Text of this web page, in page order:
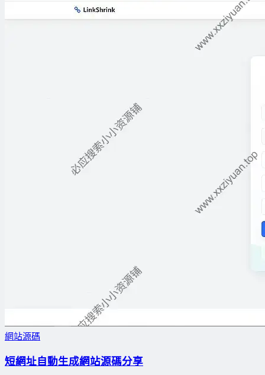
網站源碼
短網址自動生成網站源碼分享